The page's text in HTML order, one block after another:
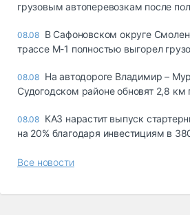
грузовым автоперевозкам после
08.08 В Сафоновском округе
трассе М-1 полностью выгорел
08.08 На автодороге Владимир –
Судогодском районе обновят 2,8 км
08.08 КАЗ нарастит выпуск
на 20% благодаря инвестициям в
Все новости